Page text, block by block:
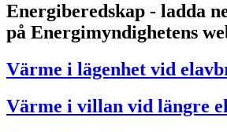
Energiberedskap - ladda
på Energimyndighetens
Värme i lägenhet vid
Värme i villan vid längre